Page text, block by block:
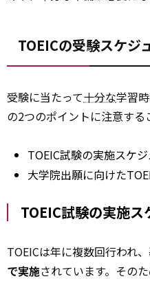
TOEICの受験スケジ
受験に当たって十分な学習
の2つのポイントに注意する
TOEIC試験の実施スケ
大学院出願に向けた
TOEIC試験の実施ス
TOEICは年に複数回行われ、
で実施されています。その